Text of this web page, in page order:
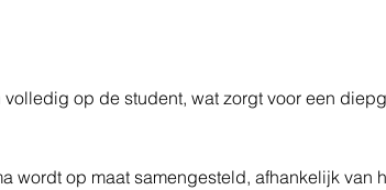
op de student, wat zorgt voor een
wordt op maat samengesteld, afhankelijk van